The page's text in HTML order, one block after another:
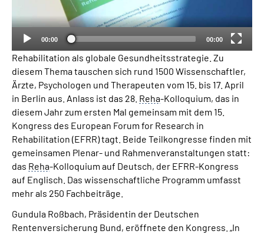
Mein Kundenportal
00:00 00:00
Rehabilitation als globale Gesundheitsstrategie. Zu
diesem Thema tauschen sich rund 1500 Wissenschaftler,
Ärzte, Psychologen und Therapeuten vom 15. bis 17. April
in Berlin aus. Anlass ist das 28. Reha-Kolloquium, das in
diesem Jahr zum ersten Mal gemeinsam mit dem 15.
Kongress des European Forum for Research in
Rehabilitation (EFRR) tagt. Beide Teilkongresse finden mit
gemeinsamen Plenar- und Rahmen­veranstaltungen statt:
das Reha-Kolloquium auf Deutsch, der EFRR-Kongress
auf Englisch. Das wissenschaftliche Programm umfasst
mehr als 250 Fachbeiträge.
Gundula Roßbach, Präsidentin der Deutschen
Rentenversicherung Bund, eröffnete den Kongress. „In